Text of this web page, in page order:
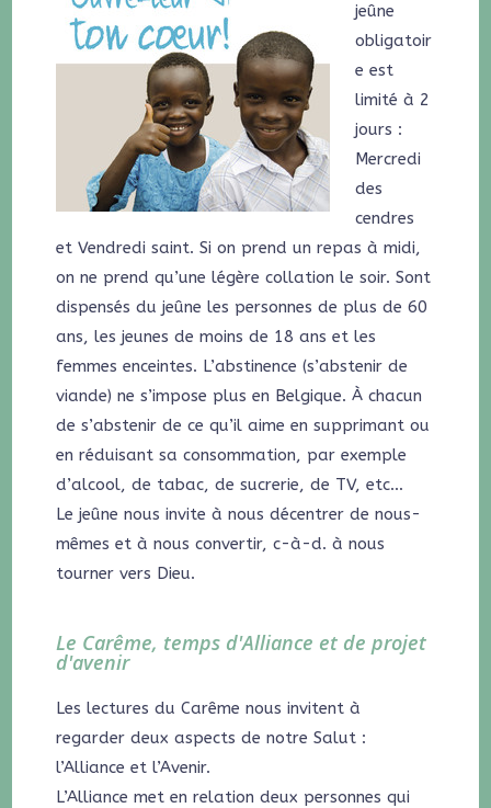
jeûne
obligatoir
e est
limité à 2
jours :
Mercredi
des
cendres
et Vendredi saint. Si on prend un repas à midi,
on ne prend qu’une légère collation le soir. Sont
dispensés du jeûne les personnes de plus de 60
ans, les jeunes de moins de 18 ans et les
femmes enceintes. L’abstinence (s’abstenir de
viande) ne s’impose plus en Belgique. À chacun
de s’abstenir de ce qu’il aime en supprimant ou
en réduisant sa consommation, par exemple
d’alcool, de tabac, de sucrerie, de TV, etc…
Le jeûne nous invite à nous décentrer de nous-
mêmes et à nous convertir, c-à-d. à nous
tourner vers Dieu.
Le Carême, temps d'Alliance et de projet
d'avenir
Les lectures du Carême nous invitent à
regarder deux aspects de notre Salut :
l’Alliance et l’Avenir.
L’Alliance met en relation deux personnes qui